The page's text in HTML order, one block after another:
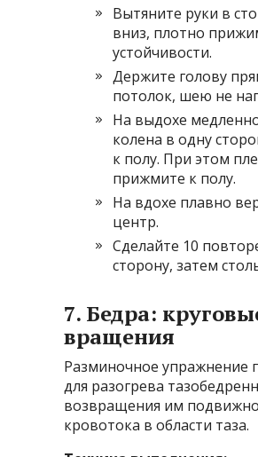
Вытяните руки в
вниз, плотно
устойчивости.
Держите голову
потолок, шею не
На выдохе
колена в одну
к полу. При этом
прижмите к полу.
На вдохе плавно
центр.
Сделайте 10
сторону, затем
7. Бедра:
вращения
Разминочное упражнение
для разогрева
возвращения им
кровотока в области таза.